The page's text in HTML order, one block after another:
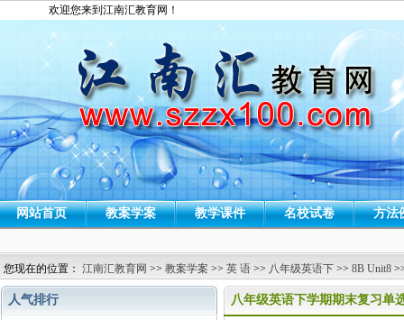
欢迎您来到江南汇教育网！
网站首页 教案学案 教学课件 名校试卷 方法
您现在的位置： 江南汇教育网 >> 教案学案 >> 英 语 >> 八年级英语下 >> 8B Unit8
人气排行 八年级英语下学期期末复习单